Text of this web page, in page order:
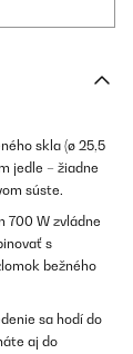
skla (ø 25,5
jedle – žiadne
súste.
700 W zvládne
s
bežného
sa hodí do
aj do